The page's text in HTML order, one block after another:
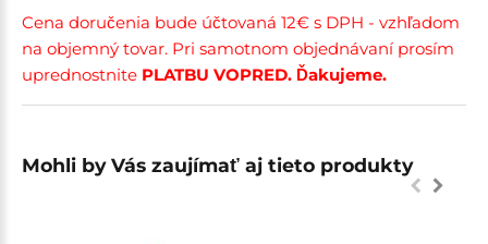
Cena doručenia bude účtovaná 12€ s DPH - vzhľadom
na objemný tovar. Pri samotnom objednávaní prosím
uprednostnite PLATBU VOPRED. Ďakujeme.
Mohli by Vás zaujímať aj tieto produkty